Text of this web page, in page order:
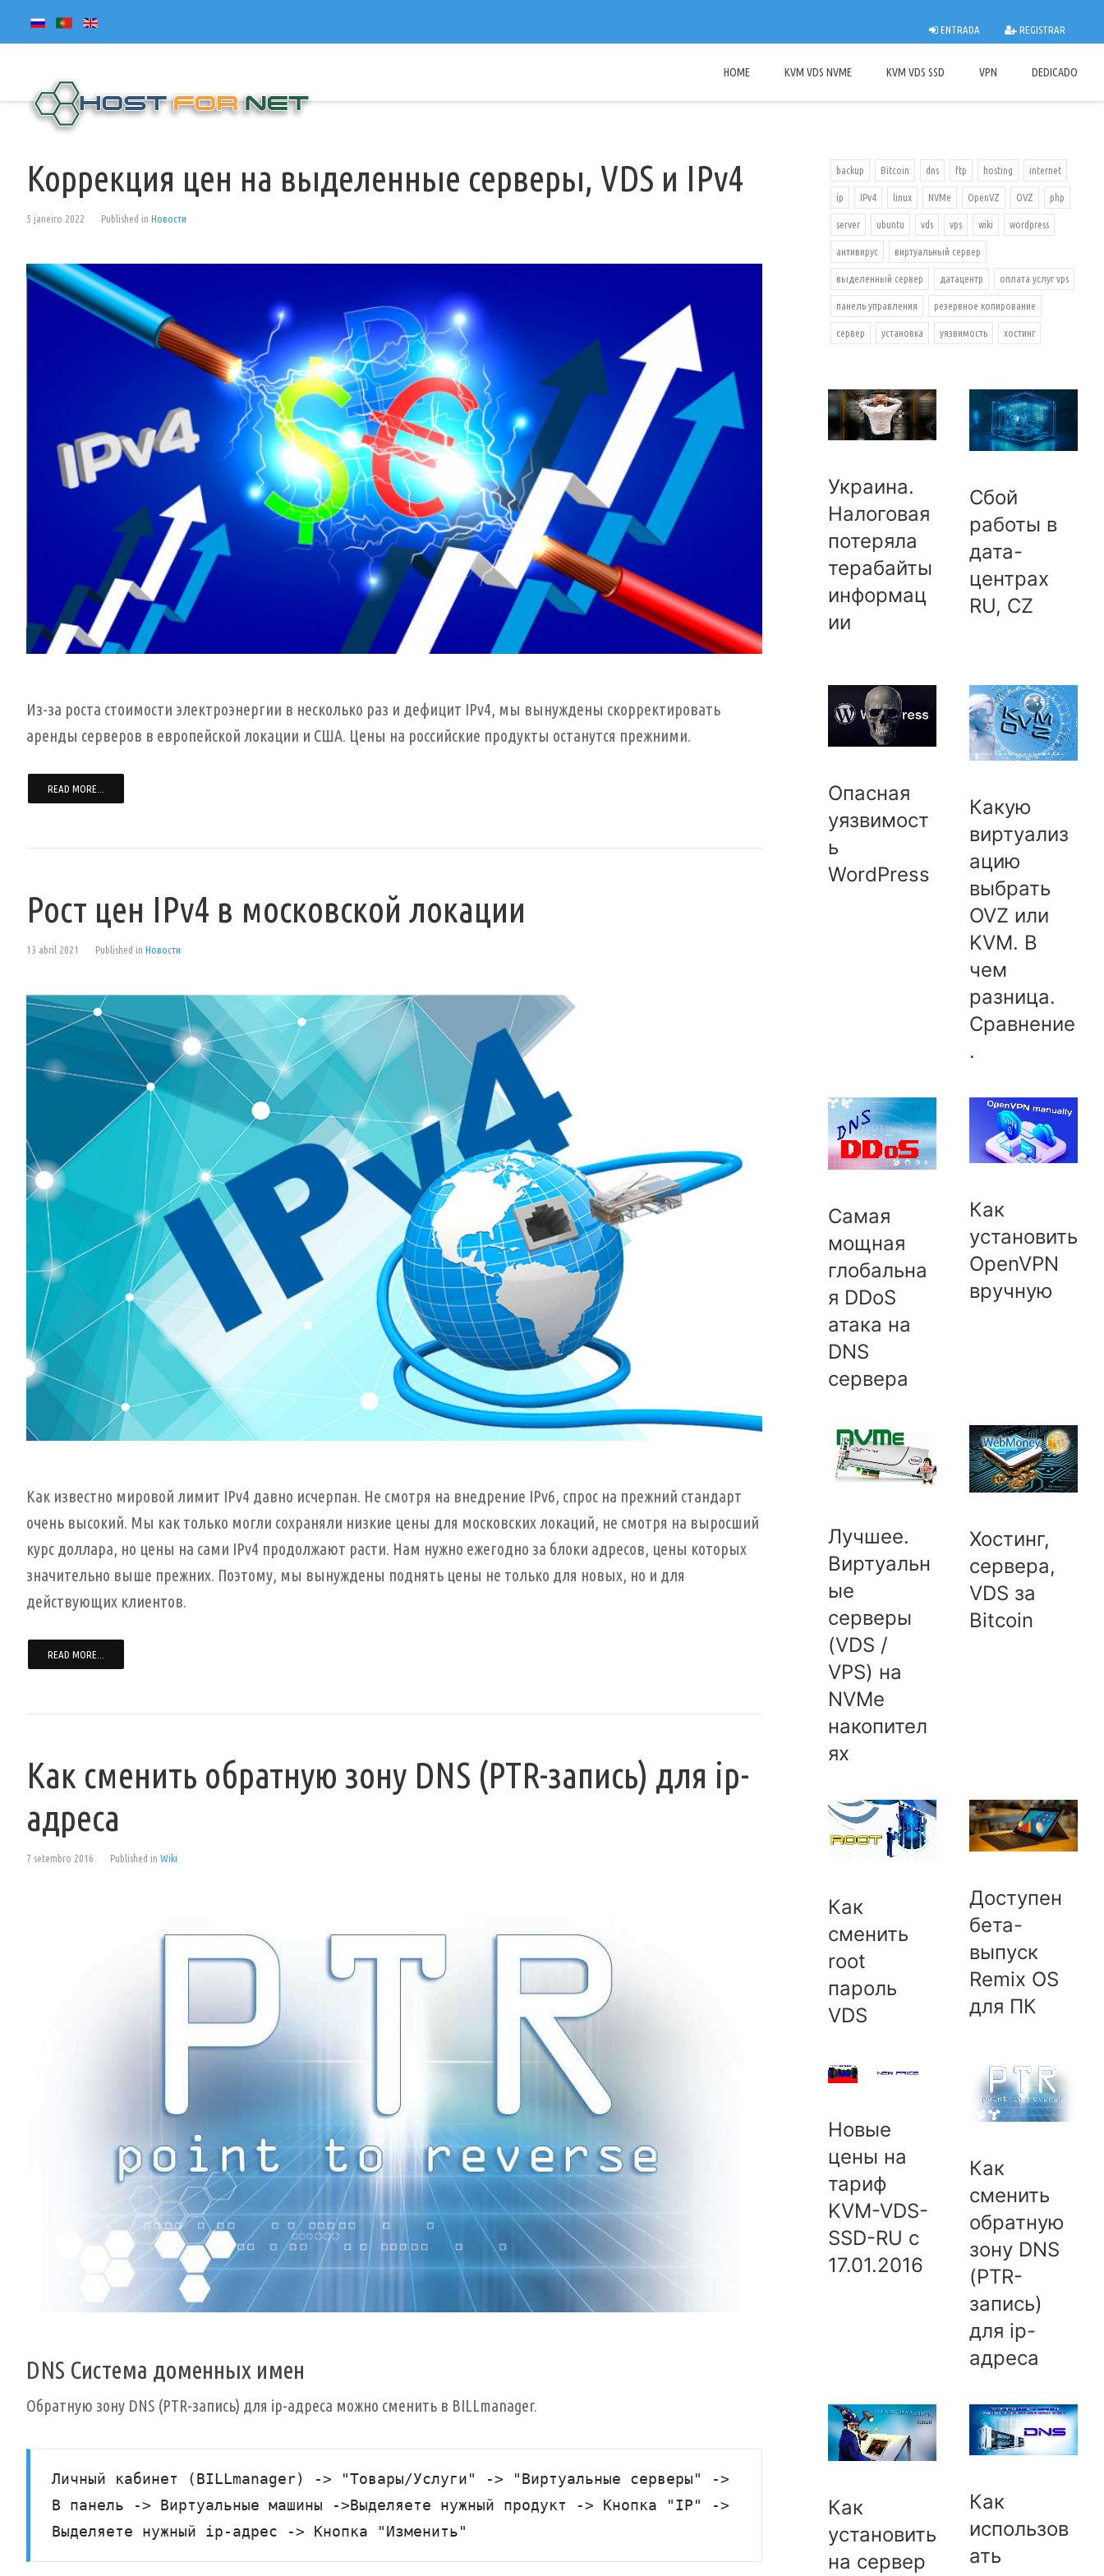
Коррекция цен на выделенные серверы, VDS и IPv4
5 janeiro 2022 Published in Новости
Из-за роста стоимости электроэнергии в несколько раз и дефицит IPv4, мы вынуждены скорректировать
аренды серверов в европейской локации и США. Цены на российские продукты останутся прежними.
READ MORE...
Рост цен IPv4 в московской локации
13 abril 2021 Published in Новости
Как известно мировой лимит IPv4 давно исчерпан. Не смотря на внедрение IPv6, спрос на прежний стандарт
очень высокий. Мы как только могли сохраняли низкие цены для московских локаций, не смотря на выросший
курс доллара, но цены на сами IPv4 продолжают расти. Нам нужно ежегодно за блоки адресов, цены которых
значительно выше прежних. Поэтому, мы вынуждены поднять цены не только для новых, но и для
действующих клиентов.
READ MORE...
Как сменить обратную зону DNS (PTR-запись) для ip-
адреса
7 setembro 2016 Published in Wiki
DNS Система доменных имен
Обратную зону DNS (PTR-запись) для ip-адреса можно сменить в BILLmanager.
Личный кабинет (BILLmanager) -> "Товары/Услуги" -> "Виртуальные серверы" ->
В панель -> Виртуальные машины ->Выделяете нужный продукт -> Кнопка "IP" ->
Выделяете нужный ip-адрес -> Кнопка "Изменить"
backup Bitcoin dns ftp hosting internet
ip IPv4 linux NVMe OpenVZ OVZ php
server ubuntu vds vps wiki wordpress
антивирус виртуальный сервер
выделенный сервер датацентр оплата услуг vps
панель управления резервное копирование
сервер установка уязвимость хостинг
Украина.
Налоговая
потеряла
терабайты
информац
ии
Сбой
работы в
дата-
центрах
RU, CZ
Опасная
уязвимост
ь
WordPress
Какую
виртуализ
ацию
выбрать
OVZ или
KVM. В
чем
разница.
Сравнение
.
Cамая
мощная
глобальна
я DDoS
атака на
DNS
сервера
Как
установить
OpenVPN
вручную
Лучшее.
Виртуальн
ые
серверы
(VDS /
VPS) на
NVMe
накопител
ях
Хостинг,
сервера,
VDS за
Bitcoin
Как
сменить
root
пароль
VDS
Доступен
бета-
выпуск
Remix OS
для ПК
Новые
цены на
тариф
KVM-VDS-
SSD-RU с
17.01.2016
Как
сменить
обратную
зону DNS
(PTR-
запись)
для ip-
адреса
Как
установить
на сервер
Как
использов
ать
ENTRADA REGISTRAR
HOME KVM VDS NVME KVM VDS SSD VPN DEDICADO